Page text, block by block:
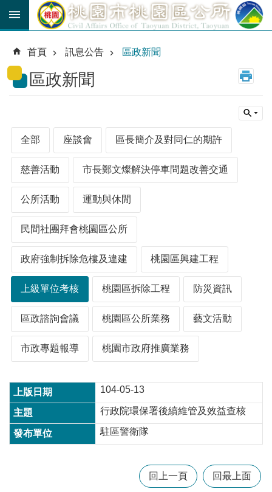
跳到主要內容區塊
育
貼
公
線
市
民
卡
進
階
搜
尋
本
介
息
公
告
生
活
首頁 訊息公告 區政新聞
區政新聞
全部 座談會 區長簡介及對同仁的期許
慈善活動 市長鄭文燦解決停車問題改善交通
公所活動 運動與休閒
民間社團拜會桃園區公所
政府強制拆除危樓及違建 桃園區興建工程
上級單位考核 桃園區拆除工程 防災資訊
區政諮詢會議 桃園區公所業務 藝文活動
市政專題報導 桃園市政府推廣業務
104-05-13
行政院環保署後續維管及效益查核
駐區警衛隊
回上一頁 回最上面